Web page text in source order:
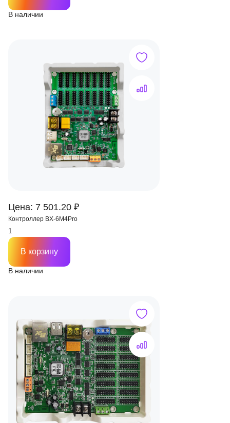
В наличии
Цена: 7 501.20 ₽
Контроллер BX-6M4Pro
В наличии
В корзину